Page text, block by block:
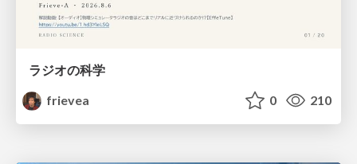
ラジオの科学
frievea
0 210